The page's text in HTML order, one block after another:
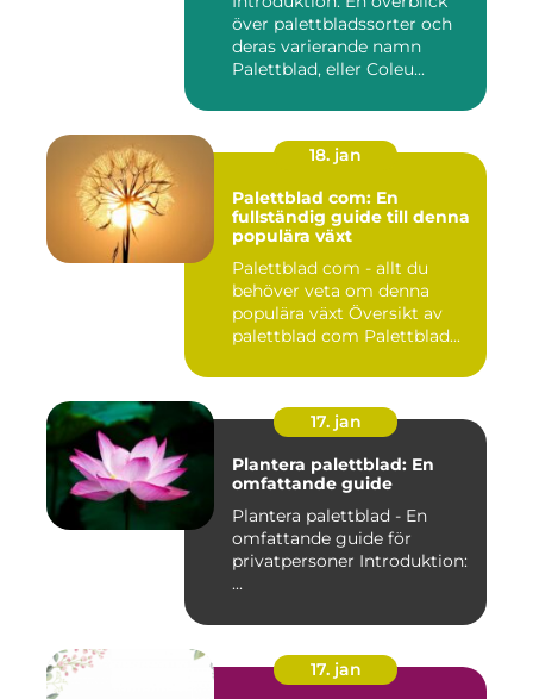
över palettbladssorter och
deras varierande namn
Palettblad, eller Coleu...
18. jan
Palettblad com: En
fullständig guide till denna
populära växt
Palettblad com - allt du
behöver veta om denna
populära växt Översikt av
palettblad com Palettblad...
17. jan
Plantera palettblad: En
omfattande guide
Plantera palettblad - En
omfattande guide för
privatpersoner Introduktion:
...
17. jan